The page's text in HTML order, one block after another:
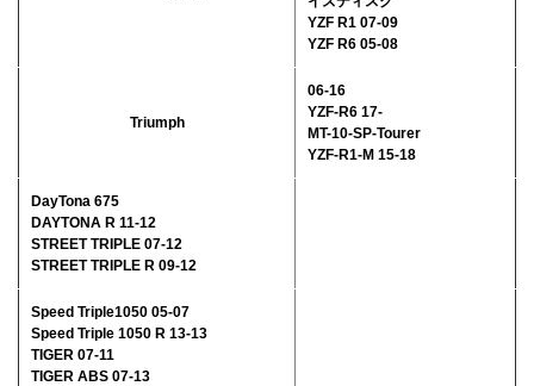
YZF R1 07-09
YZF R6 05-08
Triumph
06-16
YZF-R6 17-
MT-10-SP-Tourer
YZF-R1-M 15-18
DayTona 675
DAYTONA R 11-12
STREET TRIPLE 07-12
STREET TRIPLE R 09-12
Speed Triple1050 05-07
Speed Triple 1050 R 13-13
TIGER 07-11
TIGER ABS 07-13